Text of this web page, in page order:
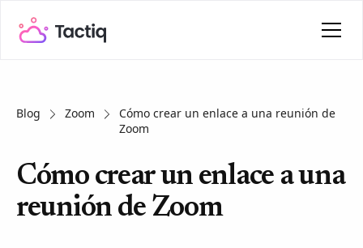
Blog Zoom
Cómo crear un enlace a una reunión de
Zoom
Cómo crear un enlace a una
reunión de Zoom